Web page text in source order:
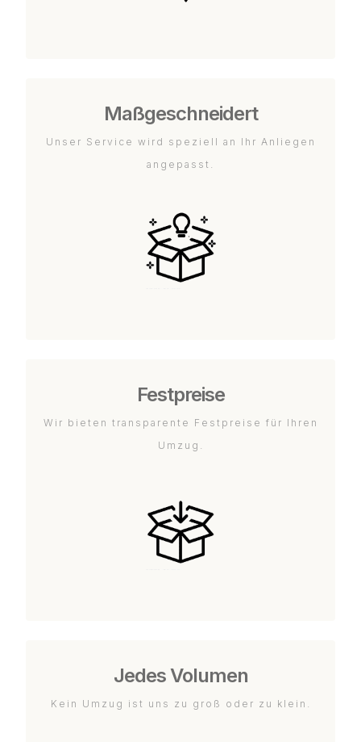
Maßgeschneidert
Unser Service wird speziell an Ihr Anliegen
angepasst.
Festpreise
Wir bieten transparente Festpreise für Ihren
Umzug.
Jedes Volumen
Kein Umzug ist uns zu groß oder zu klein.